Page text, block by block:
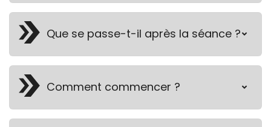
Que se passe-t-il après la séance ?
Comment commencer ?